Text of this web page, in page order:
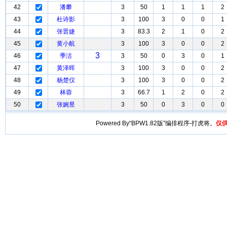
42
潘攀 3 50 1 1 1
2
43
杜诗影 3 100 3 0 0
1
44
张晋婕 3 83.3 2 1 0
2
45
黄小航 3 100 3 0 0
2
46
季洁 3 3 50 0 3 0
1
47
黄泽晖 3 100 3 0 0
2
48
杨楚仪 3 100 3 0 0
2
49
林蓉 3 66.7 1 2 0
2
50
张婉昱 3 50 0 3 0 0
Powered By“BPW1.82版”编排程序-打虎将。 仅